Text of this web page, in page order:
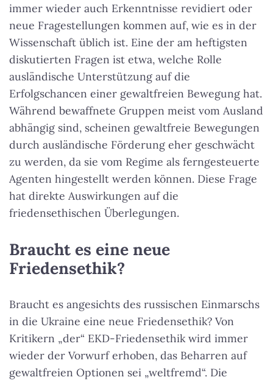
immer wieder auch Erkenntnisse revidiert oder
neue Fragestellungen kommen auf, wie es in der
Wissenschaft üblich ist. Eine der am heftigsten
diskutierten Fragen ist etwa, welche Rolle
ausländische Unterstützung auf die
Erfolgschancen einer gewaltfreien Bewegung hat.
Während bewaffnete Gruppen meist vom Ausland
abhängig sind, scheinen gewaltfreie Bewegungen
durch ausländische Förderung eher geschwächt
zu werden, da sie vom Regime als ferngesteuerte
Agenten hingestellt werden können. Diese Frage
hat direkte Auswirkungen auf die
friedensethischen Überlegungen.
Braucht es eine neue
Friedensethik?
Braucht es angesichts des russischen Einmarschs
in die Ukraine eine neue Friedensethik? Von
Kritikern „der“ EKD-Friedensethik wird immer
wieder der Vorwurf erhoben, das Beharren auf
gewaltfreien Optionen sei „weltfremd“. Die